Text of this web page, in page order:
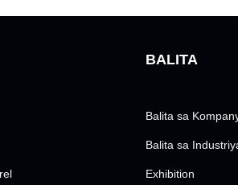
BALITA
Balita sa
Balita sa
Exhibition